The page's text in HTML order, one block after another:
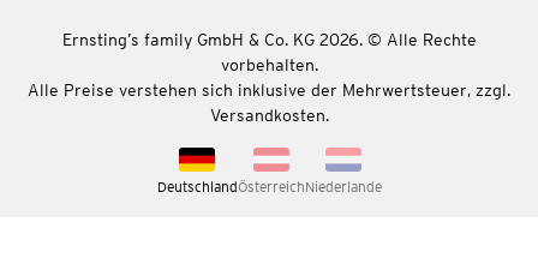
Ernsting’s family GmbH & Co. KG 2026. © Alle Rechte
vorbehalten.
Alle Preise verstehen sich inklusive der Mehrwertsteuer, zzgl.
Versandkosten.
DeutschlandÖsterreichNiederlande